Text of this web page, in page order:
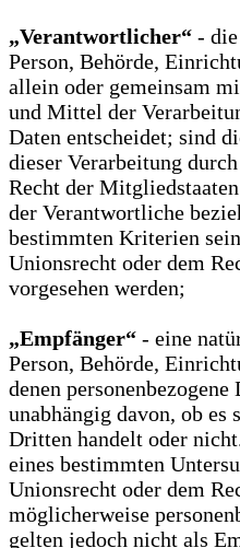
„Verantwortlicher“ -
Person, Behörde,
allein oder gemeinsam
und Mittel der
Daten entscheidet; sind
dieser Verarbeitung
Recht der
der Verantwortliche
bestimmten Kriterien
Unionsrecht oder dem
vorgesehen werden;
„Empfänger“ - eine
Person, Behörde,
denen
unabhängig davon, ob es
Dritten handelt oder
eines bestimmten
Unionsrecht oder dem
möglicherweise
gelten jedoch nicht als